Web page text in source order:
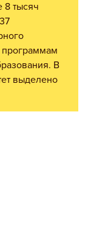
программам
В
выделено